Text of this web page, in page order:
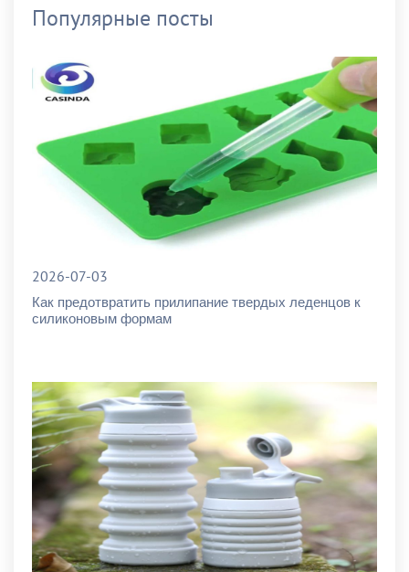
Популярные посты
2026-07-03
Как предотвратить прилипание твердых леденцов к
силиконовым формам